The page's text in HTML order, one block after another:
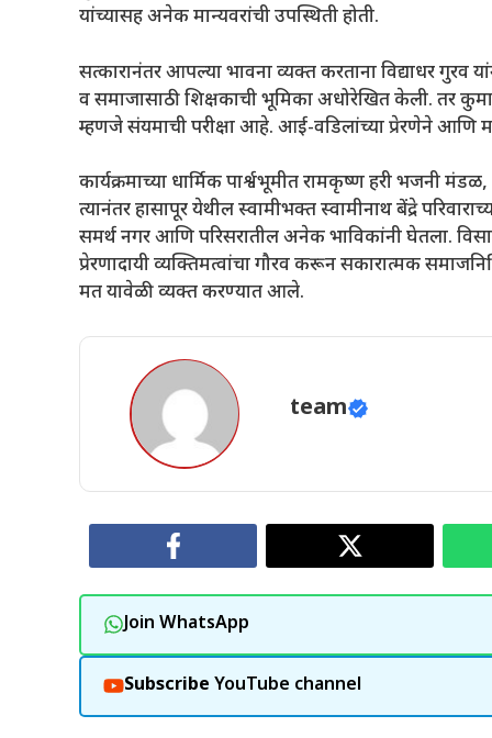
यांच्यासह अनेक मान्यवरांची उपस्थिती होती.
सत्कारानंतर आपल्या भावना व्यक्त करताना विद्याधर गुरव
व समाजासाठी शिक्षकाची भूमिका अधोरेखित केली. तर
म्हणजे संयमाची परीक्षा आहे. आई-वडिलांच्या प्रेरणेने
कार्यक्रमाच्या धार्मिक पार्श्वभूमीत रामकृष्ण हरी
त्यानंतर हासापूर येथील स्वामीभक्त स्वामीनाथ बेंद्रे
समर्थ नगर आणि परिसरातील अनेक भाविकांनी घेतला.
प्रेरणादायी व्यक्तिमत्वांचा गौरव करून सकारात्मक
मत यावेळी व्यक्त करण्यात आले.
team
Join WhatsApp
Subscribe YouTube channel